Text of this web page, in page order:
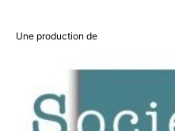
Une production de